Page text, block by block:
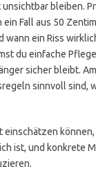
bleiben.
ein Fall aus 50
wann ein Riss
du einfache
sicher bleibt.
sinnvoll sind,
einschätzen
ist, und konkrete